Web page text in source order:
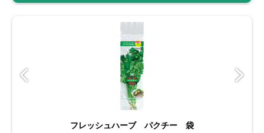
フレッシュハーブ パクチー 袋